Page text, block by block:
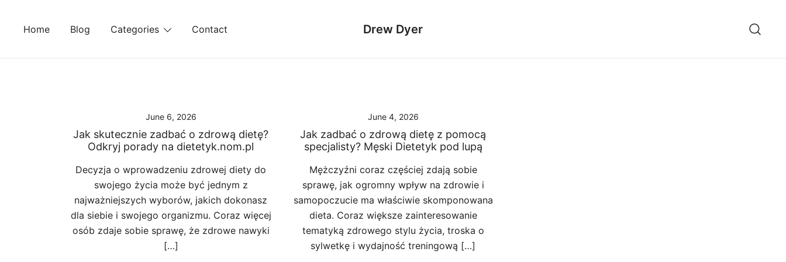
Home Blog Categories Contact Drew Dyer
June 6, 2026
Jak skutecznie zadbać o zdrową dietę?
Odkryj porady na dietetyk.nom.pl
Decyzja o wprowadzeniu zdrowej diety do
swojego życia może być jednym z
najważniejszych wyborów, jakich dokonasz
dla siebie i swojego organizmu. Coraz więcej
osób zdaje sobie sprawę, że zdrowe nawyki
[…]
June 4, 2026
Jak zadbać o zdrową dietę z pomocą
specjalisty? Męski Dietetyk pod lupą
Mężczyźni coraz częściej zdają sobie
sprawę, jak ogromny wpływ na zdrowie i
samopoczucie ma właściwie skomponowana
dieta. Coraz większe zainteresowanie
tematyką zdrowego stylu życia, troska o
sylwetkę i wydajność treningową […]